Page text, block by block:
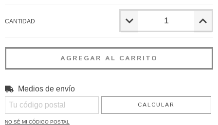
CANTIDAD
Entregas para el CP:
Medios de envío
CALCULAR
NO SÉ MI CÓDIGO POSTAL